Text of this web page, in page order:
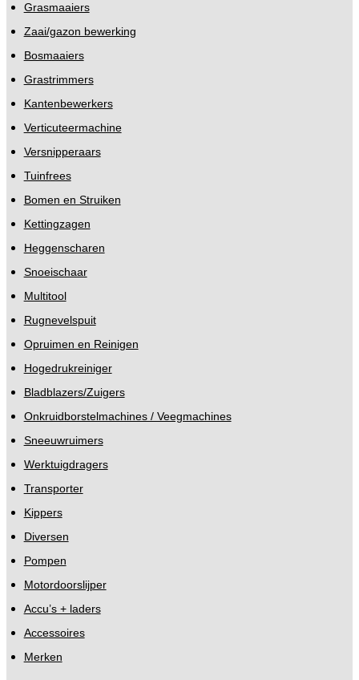
Grasmaaiers
Zaai/gazon bewerking
Bosmaaiers
Grastrimmers
Kantenbewerkers
Verticuteermachine
Versnipperaars
Tuinfrees
Bomen en Struiken
Kettingzagen
Heggenscharen
Snoeischaar
Multitool
Rugnevelspuit
Opruimen en Reinigen
Hogedrukreiniger
Bladblazers/Zuigers
Onkruidborstelmachines / Veegmachines
Sneeuwruimers
Werktuigdragers
Transporter
Kippers
Diversen
Pompen
Motordoorslijper
Accu’s + laders
Accessoires
Merken